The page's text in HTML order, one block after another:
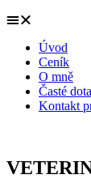
Úvod
Ceník
O mně
Časté
Kontakt